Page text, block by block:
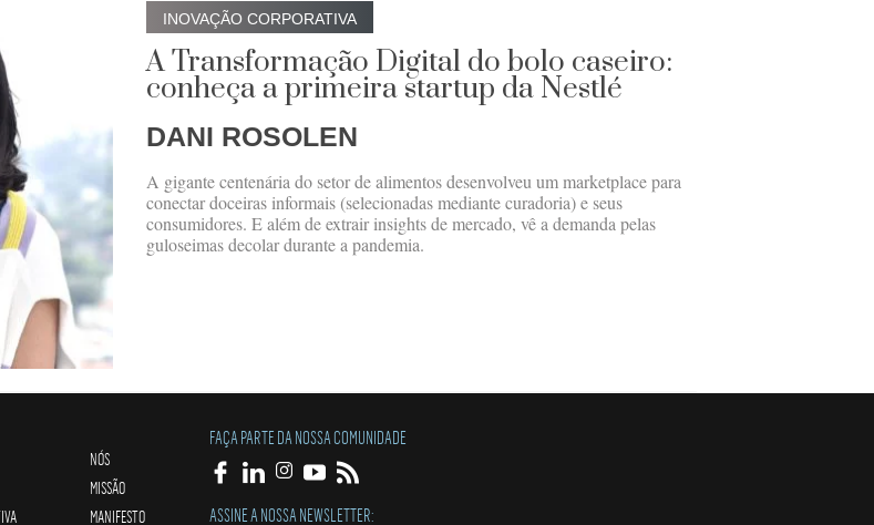
INOVAÇÃO CORPORATIVA
A Transformação Digital do bolo caseiro:
conheça a primeira startup da Nestlé
DANI ROSOLEN
A gigante centenária do setor de alimentos desenvolveu um marketplace para
conectar doceiras informais (selecionadas mediante curadoria) e seus
consumidores. E além de extrair insights de mercado, vê a demanda pelas
guloseimas decolar durante a pandemia.
NÓS
MISSÃO
MANIFESTO
FAÇA PARTE DA NOSSA COMUNIDADE
ASSINE A NOSSA NEWSLETTER: